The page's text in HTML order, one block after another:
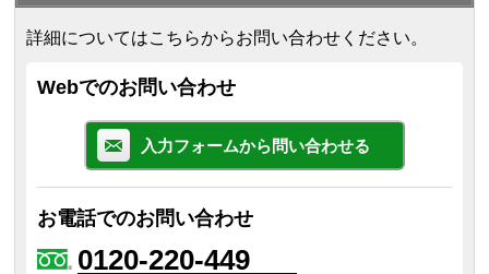
詳細についてはこちらからお問い合わせください。
Webでのお問い合わせ
入力フォームから問い合わせる
お電話でのお問い合わせ
0120-220-449